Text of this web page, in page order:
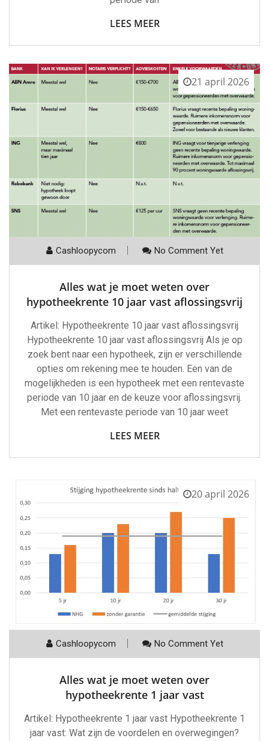
LEES MEER
21 april 2026
Cashloopycom No Comment Yet
Alles wat je moet weten over
hypotheekrente 10 jaar vast aflossingsvrij
Artikel: Hypotheekrente 10 jaar vast aflossingsvrij
Hypotheekrente 10 jaar vast aflossingsvrij Als je op
zoek bent naar een hypotheek, zijn er verschillende
opties om rekening mee te houden. Een van de
mogelijkheden is een hypotheek met een rentevaste
periode van 10 jaar en de keuze voor aflossingsvrij.
Met een rentevaste periode van 10 jaar weet
LEES MEER
20 april 2026
Cashloopycom No Comment Yet
Alles wat je moet weten over
hypotheekrente 1 jaar vast
Artikel: Hypotheekrente 1 jaar vast Hypotheekrente 1
jaar vast: Wat zijn de voordelen en overwegingen?